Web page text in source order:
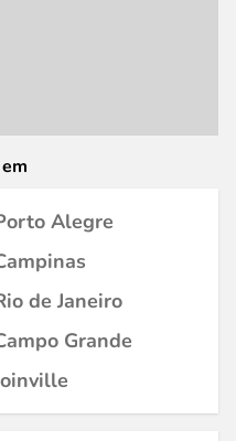
Alegre
de Janeiro
Grande